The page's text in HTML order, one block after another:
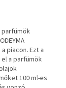
parfümök
piacon. Ezt a
a parfümök
100 ml-es